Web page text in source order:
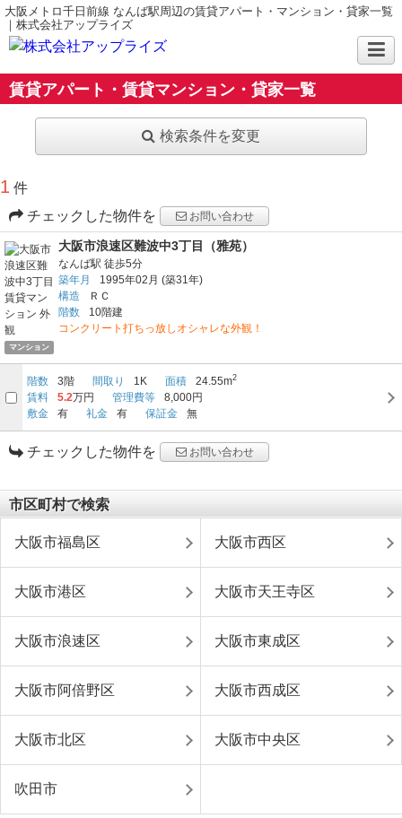
大阪メトロ千日前線 なんば駅周辺の賃貸アパート・マンション・貸家一覧
｜株式会社アップライズ
賃貸アパート・賃貸マンション・貸家一覧
検索条件を変更
1 件
チェックした物件を
お問い合わせ
マンション
大阪市浪速区難波中3丁目（雅苑）
なんば駅 徒歩5分
築年月
1995年02月 (築31年)
構造
ＲＣ
階数
10階建
コンクリート打ちっ放しオシャレな外観！
階数 3階 間取り 1K 面積 24.55m2
賃料 5.2万円 管理費等
8,000円
敷金
有 礼金 有 保証金 無
チェックした物件を お問い合わせ
市区町村で検索
大阪市福島区 大阪市西区
大阪市港区 大阪市天王寺区
大阪市浪速区 大阪市東成区
大阪市阿倍野区 大阪市西成区
大阪市北区 大阪市中央区
吹田市